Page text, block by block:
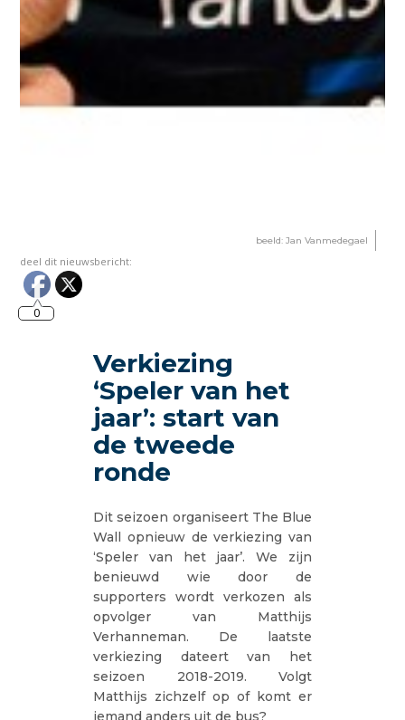
beeld: Jan Vanmedegael
deel dit nieuwsbericht:
0
Verkiezing
‘Speler van het
jaar’: start van
de tweede
ronde
Dit seizoen organiseert The Blue
Wall opnieuw de verkiezing van
‘Speler van het jaar’. We zijn
benieuwd wie door de
supporters wordt verkozen als
opvolger van Matthijs
Verhanneman. De laatste
verkiezing dateert van het
seizoen 2018-2019. Volgt
Matthijs zichzelf op of komt er
iemand anders uit de bus?